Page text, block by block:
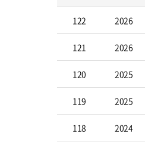
122 2026
121 2026
120 2025
119 2025
118 2024